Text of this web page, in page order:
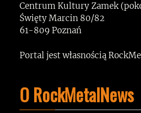
Centrum Kultury Zamek
Święty Marcin 80/82
61-809 Poznań
Portal jest własnością
O RockMetalNews